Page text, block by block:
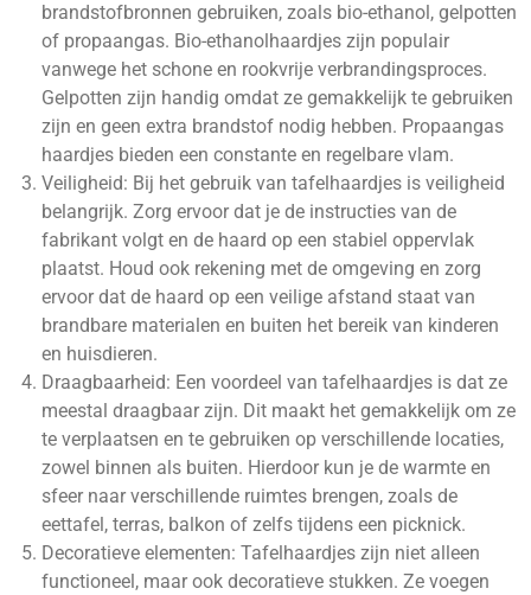
brandstofbronnen gebruiken, zoals bio-ethanol, gelpotten
of propaangas. Bio-ethanolhaardjes zijn populair
vanwege het schone en rookvrije verbrandingsproces.
Gelpotten zijn handig omdat ze gemakkelijk te gebruiken
zijn en geen extra brandstof nodig hebben. Propaangas
haardjes bieden een constante en regelbare vlam.
Veiligheid: Bij het gebruik van tafelhaardjes is veiligheid
belangrijk. Zorg ervoor dat je de instructies van de
fabrikant volgt en de haard op een stabiel oppervlak
plaatst. Houd ook rekening met de omgeving en zorg
ervoor dat de haard op een veilige afstand staat van
brandbare materialen en buiten het bereik van kinderen
en huisdieren.
Draagbaarheid: Een voordeel van tafelhaardjes is dat ze
meestal draagbaar zijn. Dit maakt het gemakkelijk om ze
te verplaatsen en te gebruiken op verschillende locaties,
zowel binnen als buiten. Hierdoor kun je de warmte en
sfeer naar verschillende ruimtes brengen, zoals de
eettafel, terras, balkon of zelfs tijdens een picknick.
Decoratieve elementen: Tafelhaardjes zijn niet alleen
functioneel, maar ook decoratieve stukken. Ze voegen